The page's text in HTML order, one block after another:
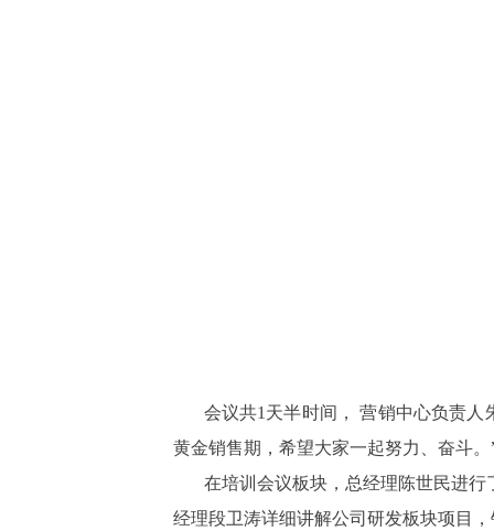
会议共1天半时间， 营销中心负责人
黄金销售期，希望大家一起努力、奋斗
在培训会议板块，总经理陈世民进
经理段卫涛详细讲解公司研发板块项目